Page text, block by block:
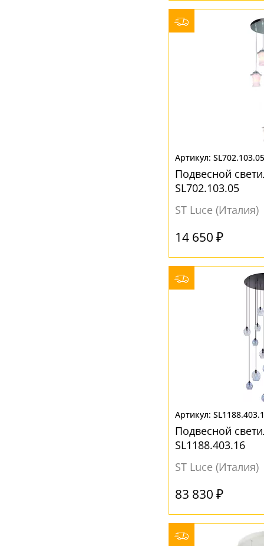
SL702.103.05
Подвесной
SL702.103.05
ST Luce (Италия)
14 650 ₽
Подвесной
SL1188.403.16
ST Luce (Италия)
83 830 ₽